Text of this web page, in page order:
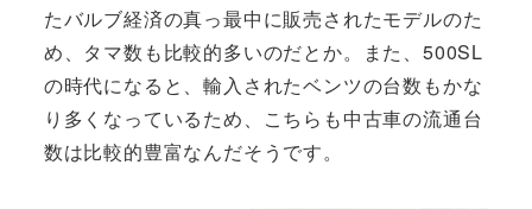
たバルブ経済の真っ最中に販売されたモデルのた
め、タマ数も比較的多いのだとか。また、500SL
の時代になると、輸入されたベンツの台数もかな
り多くなっているため、こちらも中古車の流通台
数は比較的豊富なんだそうです。